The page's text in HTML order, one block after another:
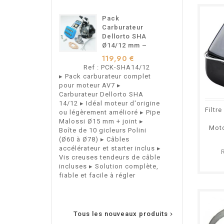
Pack
Carburateur
Dellorto SHA
Ø14/12 mm –
Pour
Motobécane
Motoconfort –
AV7
119,90 €
Ref : PCK-SHA14/12
▸ Pack carburateur complet
pour moteur AV7 ▸
Carburateur Dellorto SHA
14/12 ▸ Idéal moteur d'origine
ou légèrement amélioré ▸ Pipe
Malossi Ø15 mm + joint ▸
Boîte de 10 gicleurs Polini
(Ø60 à Ø78) ▸ Câbles
accélérateur et starter inclus ▸
Vis creuses tendeurs de câble
incluses ▸ Solution complète,
fiable et facile à régler
Support de
Arrière Type
Mobylettes
Tous les nouveaux produits 
Filtre